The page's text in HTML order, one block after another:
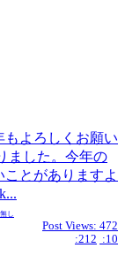
よろしくお願い
ました。今年の
とがありますよ
し
Post Views: 472
:212 :10